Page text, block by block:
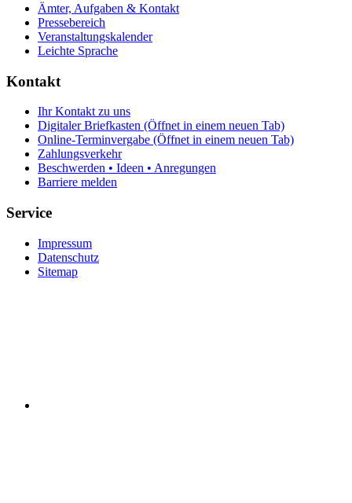
Ämter, Aufgaben & Kontakt
Pressebereich
Veranstaltungskalender
Leichte Sprache
Kontakt
Ihr Kontakt zu uns
Digitaler Briefkasten (Öffnet in einem neuen Tab)
Online-Terminvergabe (Öffnet in einem neuen Tab)
Zahlungsverkehr
Beschwerden • Ideen • Anregungen
Barriere melden
Service
Impressum
Datenschutz
Sitemap